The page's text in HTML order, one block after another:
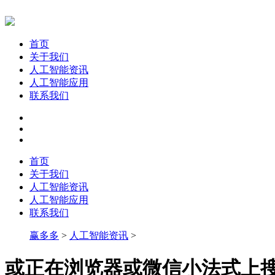
首页
关于我们
人工智能资讯
人工智能应用
联系我们
首页
关于我们
人工智能资讯
人工智能应用
联系我们
赢多多 > 人工智能资讯 >
或正在浏览器或微信小法式上